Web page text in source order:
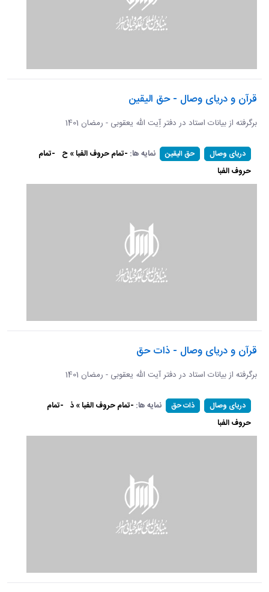
قرآن و دریای وصال - حق الیقین
برگرفته از بیانات استاد در دفتر آِیت الله یعقوبی - رمضان 1401
دریای وصال حق الیقین نمایه ها: -تمام حروف الفبا » ح -تمام
حروف الفبا
قرآن و دریای وصال - ذات حق
برگرفته از بیانات استاد در دفتر آیت الله یعقوبی - رمضان 1401
دریای وصال ذات حق نمایه ها: -تمام حروف الفبا » ذ -تمام
حروف الفبا